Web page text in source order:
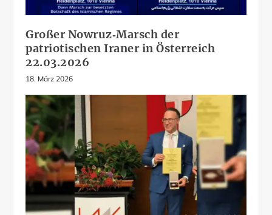
Großer Nowruz‑Marsch der
patriotischen Iraner in Österreich
22.03.2026
18. März 2026